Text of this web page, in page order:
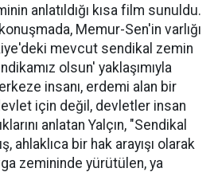
anlatıldığı kısa film sunuldu.
Memur-Sen'in varlığı
mevcut sendikal zemin
olsun' yaklaşımıyla
insanı, erdemi alan bir
için değil, devletler insan
anlatan Yalçın, "Sendikal
ahlaklıca bir hak arayışı olarak
zemininde yürütülen, ya